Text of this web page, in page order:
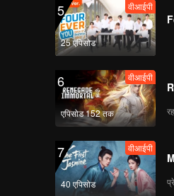
वीआईपी
वीआईपी
वीआईपी
5
25 एपिसोड
वीआईपी
6
एपिसोड 152 तक
वीआईपी
7
40 एपिसोड
वीआईपी